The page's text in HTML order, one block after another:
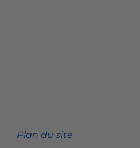
Plan du site